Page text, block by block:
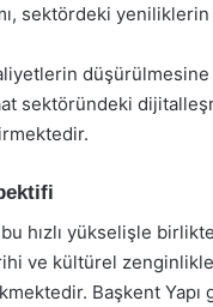
sektördeki yeniliklerin
düşürülmesine
sektöründeki
hızlı yükselişle
ve kültürel
Başkent Yapı